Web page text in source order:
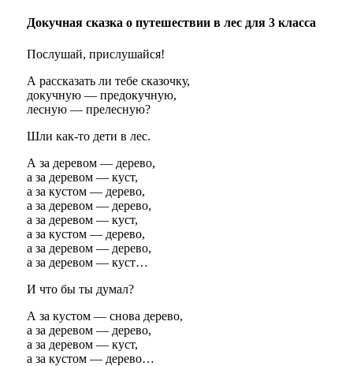
Докучная сказка о путешествии в лес для 3 класса
Послушай, прислушайся!
А рассказать ли тебе сказочку,
докучную — предокучную,
лесную — прелесную?
Шли как-то дети в лес.
А за деревом — дерево,
а за деревом — куст,
а за кустом — дерево,
а за деревом — дерево,
а за деревом — куст,
а за кустом — дерево,
а за деревом — дерево,
а за деревом — куст…
И что бы ты думал?
А за кустом — снова дерево,
а за деревом — дерево,
а за деревом — куст,
а за кустом — дерево…